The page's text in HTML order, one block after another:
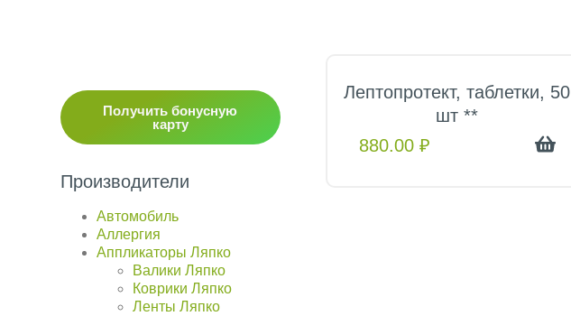
Получить бонусную
карту
Производители
Автомобиль
Аллергия
Аппликаторы Ляпко
Валики Ляпко
Коврики Ляпко
Ленты Ляпко
Лептопротект, таблетки, 50
шт **
880.00 ₽